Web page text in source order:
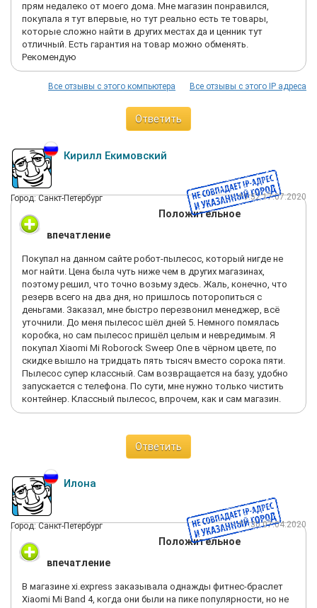
прям недалеко от моего дома. Мне магазин понравился,
покупала я тут впервые, но тут реально есть те товары,
которые сложно найти в других местах да и ценник тут
отличный. Есть гарантия на товар можно обменять.
Рекомендую
Все отзывы с этого IP адреса
Все отзывы с этого компьютера
Ответить
Кирилл Екимовский
Город: Санкт-Петербург 19:52 17.07.2020
Положительное
впечатление
Покупал на данном сайте робот-пылесос, который нигде не
мог найти. Цена была чуть ниже чем в других магазинах,
поэтому решил, что точно возьму здесь. Жаль, конечно, что
резерв всего на два дня, но пришлось поторопиться с
деньгами. Заказал, мне быстро перезвонил менеджер, всё
уточнили. До меня пылесос шёл дней 5. Немного помялась
коробка, но сам пылесос пришёл целым и невредимым. Я
покупал Xiaomi Mi Roborock Sweep One в чёрном цвете, по
скидке вышло на тридцать пять тысяч вместо сорока пяти.
Пылесос супер классный. Сам возвращается на базу, удобно
запускается с телефона. По сути, мне нужно только чистить
контейнер. Классный пылесос, впрочем, как и сам магазин.
Ответить
Илона
Город: Санкт-Петербург 17:30 07.04.2020
Положительное
впечатление
В магазине xi.express заказывала однажды фитнес-браслет
Xiaomi Mi Band 4, когда они были на пике популярности, но не